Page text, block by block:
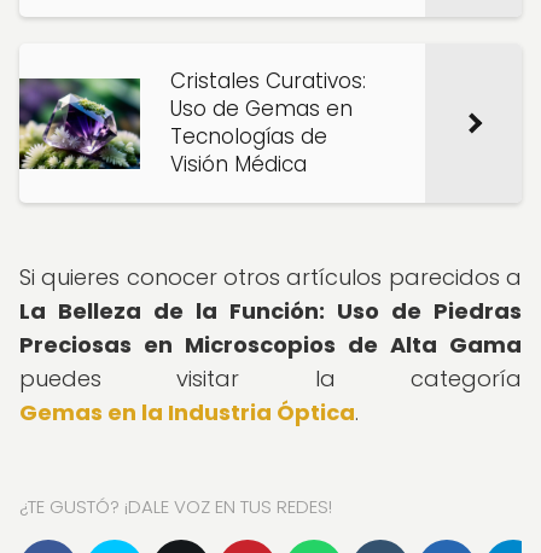
Cristales Curativos:
Uso de Gemas en
Tecnologías de
Visión Médica
Si quieres conocer otros artículos parecidos a
La Belleza de la Función: Uso de Piedras
Preciosas en Microscopios de Alta Gama
puedes visitar la categoría
Gemas en la Industria Óptica.
¿TE GUSTÓ? ¡DALE VOZ EN TUS REDES!